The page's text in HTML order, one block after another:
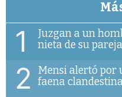
1
Juzgan a un
nieta de su
2
Mensi alertó por
faena